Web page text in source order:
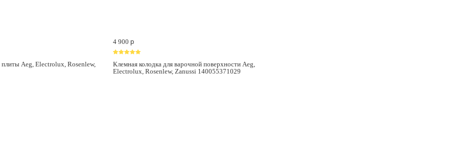
плиты Aeg, Electrolux, Rosenlew,
4 900 p
Клемная колодка для варочной поверхности Aeg,
Electrolux, Rosenlew, Zanussi 140055371029